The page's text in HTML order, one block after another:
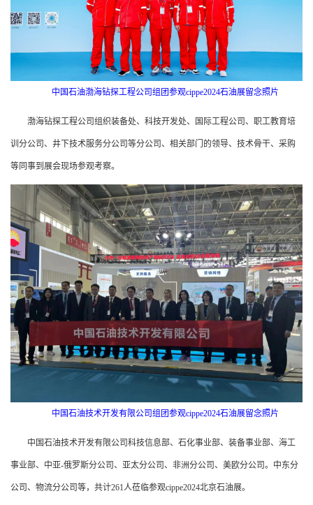
中国石油渤海钻探工程公司组团参观cippe2024石油展留念照片
渤海钻探工程公司组织装备处、科技开发处、国际工程公司、职工教育培
训分公司、井下技术服务分公司等分公司、相关部门的领导、技术骨干、采购
等同事到展会现场参观考察。
中国石油技术开发有限公司组团参观cippe2024石油展留念照片
中国石油技术开发有限公司科技信息部、石化事业部、装备事业部、海工
事业部、中亚-俄罗斯分公司、亚太分公司、非洲分公司、美欧分公司。中东分
公司、物流分公司等，共计261人莅临参观cippe2024北京石油展。